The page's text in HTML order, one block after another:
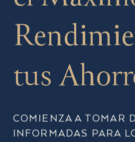
tus
COMIENZA A TOMAR
INFORMADAS PARA